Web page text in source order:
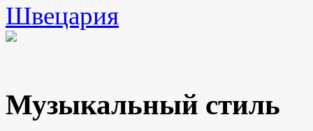
Швецария
Музыкальный стиль